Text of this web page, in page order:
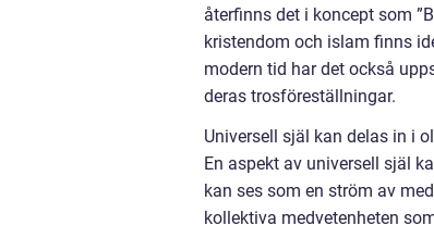
återfinns det i koncept som
kristendom och islam finns
modern tid har det också
deras trosföreställningar.
Universell själ kan delas in i
En aspekt av universell själ
kan ses som en ström av
kollektiva medvetenheten